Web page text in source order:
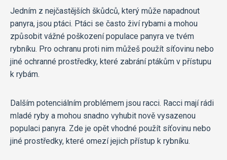
Jedním z nejčastějších škůdců, který může napadnout
panyra, jsou ptáci. Ptáci se často živí rybami a mohou
způsobit vážné poškození populace panyra ve tvém
rybníku. Pro ochranu proti nim můžeš použít síťovinu nebo
jiné ochranné prostředky, které zabrání ptákům v přístupu
k rybám.
Dalším potenciálním problémem jsou racci. Racci mají rádi
mladé ryby a mohou snadno vyhubit nově vysazenou
populaci panyra. Zde je opět vhodné použít síťovinu nebo
jiné prostředky, které omezí jejich přístup k rybníku.